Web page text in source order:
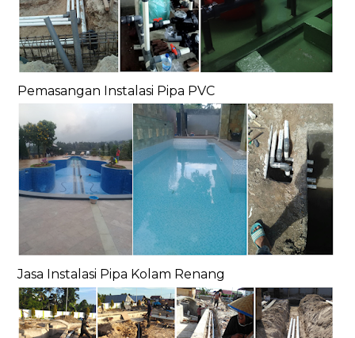
Pemasangan Instalasi Pipa PVC
Jasa Instalasi Pipa Kolam Renang